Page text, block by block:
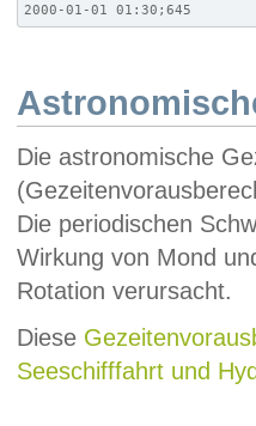
2000-01-01 01:30;645
Die astronomische
Die periodischen
Wirkung von Mond
Rotation verursacht.
Diese
Seeschifffahrt und